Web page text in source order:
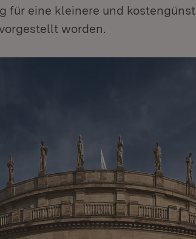
für eine kleinere und
worden.